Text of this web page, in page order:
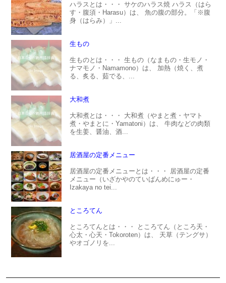
ハラスとは・・・ サケのハラス焼 ハラス（はら
す・腹須・Harasu）は、 魚の腹の部分。「※腹
身（はらみ）」...
生もの
生ものとは・・・ 生もの（なまもの・生モノ・
ナマモノ・Namamono）は、 加熱（焼く、煮
る、炙る、茹でる、...
大和煮
大和煮とは・・・ 大和煮（やまと煮・ヤマト
煮・やまとに・Yamatoni）は、 牛肉などの肉類
を生姜、醤油、酒...
居酒屋の定番メニュー
居酒屋の定番メニューとは・・・ 居酒屋の定番
メニュー（いざかやのていばんめにゅー・
Izakaya no tei...
ところてん
ところてんとは・・・ ところてん（ところ天・
心太・心天・Tokoroten）は、 天草（テングサ）
やオゴノリを...